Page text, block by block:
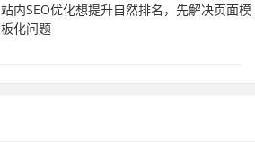
站内SEO优化想提升自然排名，先解决页面模
板化问题